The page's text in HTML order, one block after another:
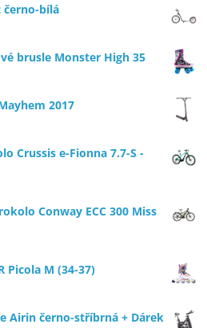
černo-bílá
brusle Monster High 35
2017
Crussis e-Fionna 7.7-S -
Conway ECC 300 Miss
Picola M (34-37)
Airin černo-stříbrná + Dárek